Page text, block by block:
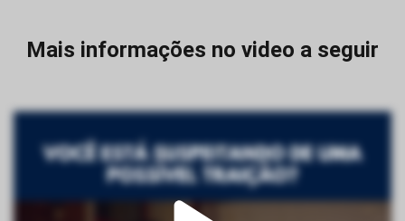
Mais informações no video a seguir